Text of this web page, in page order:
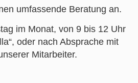
umfassende Beratung an.
im Monat, von 9 bis 12 Uhr
oder nach Absprache mit
Mitarbeiter.